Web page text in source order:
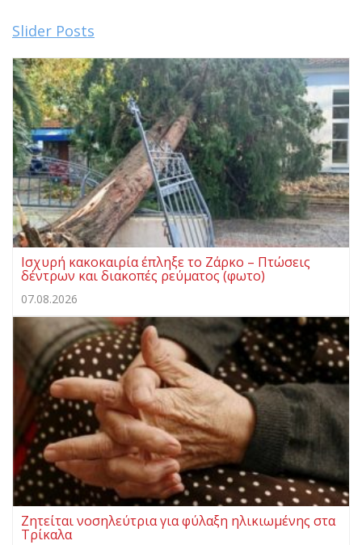
Slider Posts
Ισχυρή κακοκαιρία έπληξε το Ζάρκο – Πτώσεις
δέντρων και διακοπές ρεύματος (φωτο)
07.08.2026
Ζητείται νοσηλεύτρια για φύλαξη ηλικιωμένης στα
Τρίκαλα